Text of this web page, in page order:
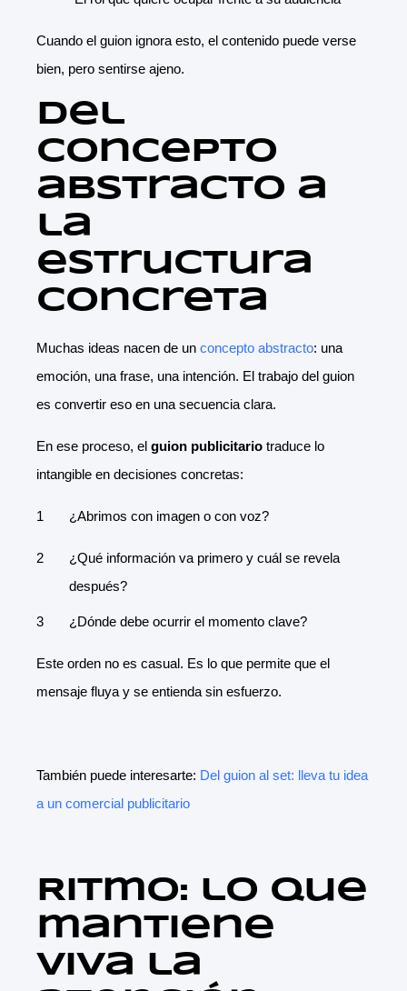
Cuando el guion ignora esto, el contenido puede verse
bien, pero sentirse ajeno.
Del
concepto
abstracto a
la
estructura
concreta
Muchas ideas nacen de un concepto abstracto: una
emoción, una frase, una intención. El trabajo del guion
es convertir eso en una secuencia clara.
En ese proceso, el guion publicitario traduce lo
intangible en decisiones concretas:
¿Abrimos con imagen o con voz?
¿Qué información va primero y cuál se revela
después?
¿Dónde debe ocurrir el momento clave?
Este orden no es casual. Es lo que permite que el
mensaje fluya y se entienda sin esfuerzo.
También puede interesarte: Del guion al set: lleva tu idea
a un comercial publicitario
Ritmo: lo que
mantiene
viva la